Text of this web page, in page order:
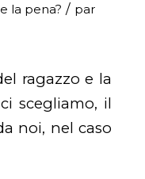
la pena? / par
ragazzo e la
scegliamo, il
noi, nel caso